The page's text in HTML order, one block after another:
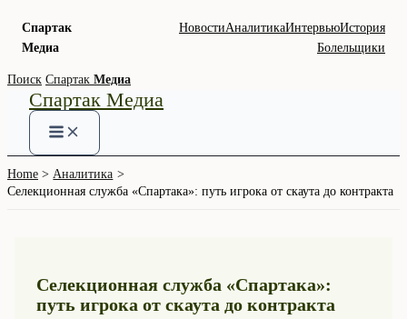
Спартак
Медиа
НовостиАналитикаИнтервьюИстория
Болельщики
Skip
content
Поиск Спартак Медиа
Спартак Медиа
Home
Аналитика
Селекционная служба «Спартака»: путь игрока от скаута до контракта
Селекционная служба «Спартака»:
путь игрока от скаута до контракта